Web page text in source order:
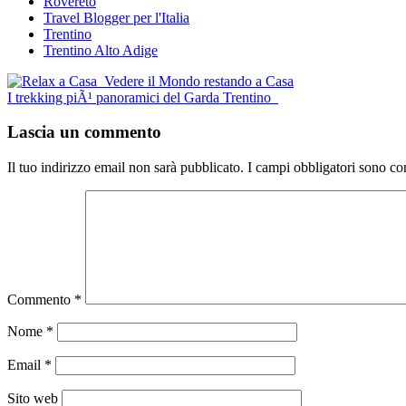
Travel Blogger per l'Italia
Trentino
Trentino Alto Adige
Post
navigation
Vedere il Mondo restando a Casa
I trekking piÃ¹ panoramici del Garda Trentino
Lascia un commento
Il tuo indirizzo email non sarà pubblicato. I campi obbligatori sono
Commento *
Nome *
Email *
Sito web